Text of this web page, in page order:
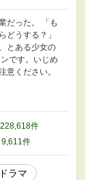
だった。 「も
どうする？」
とある少女の
です。いじめ
意ください。
件
9,611件
ラマ